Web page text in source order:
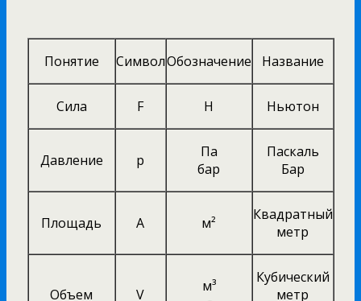
Понятие СимволОбозначение Название
Сила F Н Ньютон
Давление p
Па
бар
Паскаль
Бар
Площадь A м²
Квадратный
метр
Объем V
м³
Кубический
метр